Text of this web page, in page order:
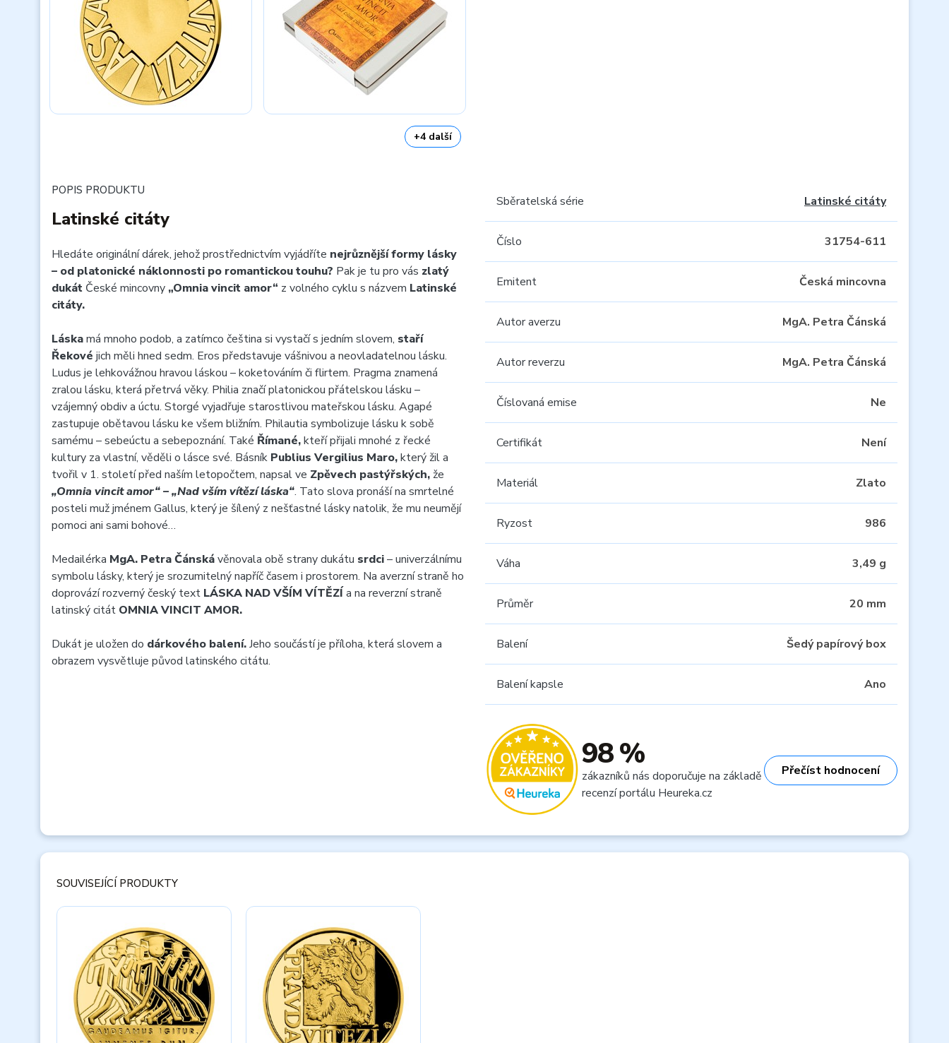
+4 další
POPIS PRODUKTU
Latinské citáty
Hledáte originální dárek, jehož prostřednictvím vyjádříte nejrůznější formy lásky
– od platonické náklonnosti po romantickou touhu? Pak je tu pro vás zlatý
dukát České mincovny „Omnia vincit amor“ z volného cyklu s názvem Latinské
citáty.
Láskamá mnoho podob, a zatímco čeština si vystačí s jedním slovem, staří
Řekové jich měli hned sedm. Eros představuje vášnivou a neovladatelnou lásku.
Ludus je lehkovážnou hravou láskou – koketováním či flirtem. Pragma znamená
zralou lásku, která přetrvá věky. Philia značí platonickou přátelskou lásku –
vzájemný obdiv a úctu. Storgé vyjadřuje starostlivou mateřskou lásku. Agapé
zastupuje obětavou lásku ke všem bližním. Philautia symbolizuje lásku k sobě
samému – sebeúctu a sebepoznání. Také Římané,kteří přijali mnohé z řecké
kultury za vlastní, věděli o lásce své. Básník Publius Vergilius Maro,který žil a
tvořil v 1. století před naším letopočtem, napsal ve Zpěvech pastýřských,že
„Omnia vincit amor“ – „Nad vším vítězí láska“. Tato slova pronáší na smrtelné
posteli muž jménem Gallus, který je šílený z nešťastné lásky natolik, že mu neumějí
pomoci ani sami bohové…
Medailérka MgA. Petra Čánskávěnovala obě strany dukátu srdci– univerzálnímu
symbolu lásky, který je srozumitelný napříč časem i prostorem. Na averzní straně ho
doprovází rozverný český text LÁSKA NAD VŠÍM VÍTĚZÍ a na reverzní straně
latinský citát OMNIA VINCIT AMOR.
Dukát je uložen do dárkového balení.Jeho součástí je příloha, která slovem a
obrazem vysvětluje původ latinského citátu.
Sběratelská série Latinské citáty
Číslo 31754-611
Emitent Česká mincovna
Autor averzu MgA. Petra Čánská
Autor reverzu MgA. Petra Čánská
Číslovaná emise Ne
Certifikát Není
Materiál Zlato
Ryzost 986
Váha 3,49 g
Průměr 20 mm
Balení Šedý papírový box
Balení kapsle Ano
98 %
zákazníků nás doporučuje na základě
recenzí portálu Heureka.cz
Přečíst hodnocení
SOUVISEJÍCÍ PRODUKTY